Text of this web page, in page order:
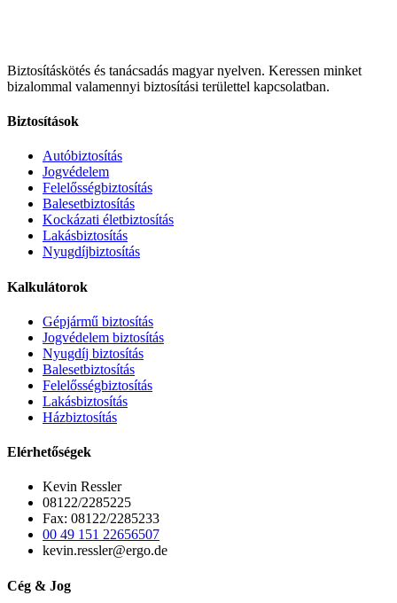
Biztosításkötés és tanácsadás magyar nyelven. Keressen minket
bizalommal valamennyi biztosítási területtel kapcsolatban.
Biztosítások
Autóbiztosítás
Jogvédelem
Felelősségbiztosítás
Balesetbiztosítás
Kockázati életbiztosítás
Lakásbiztosítás
Nyugdíjbiztosítás
Kalkulátorok
Gépjármű biztosítás
Jogvédelem biztosítás
Nyugdíj biztosítás
Balesetbiztosítás
Felelősségbiztosítás
Lakásbiztosítás
Házbiztosítás
Elérhetőségek
Kevin Ressler
08122/2285225
Fax: 08122/2285233
00 49 151 22656507
kevin.ressler@ergo.de
Cég & Jog